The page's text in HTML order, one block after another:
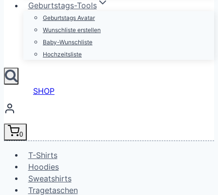
Geburtstags-Tools
Geburtstags Avatar
Wunschliste erstellen
Baby-Wunschliste
Hochzeitsliste
SHOP
0
T-Shirts
Hoodies
Sweatshirts
Tragetaschen